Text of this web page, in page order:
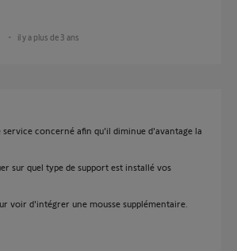
il y a plus de 3 ans
service concerné afin qu'il diminue d'avantage la
sur quel type de support est installé vos
voir d'intégrer une mousse supplémentaire.